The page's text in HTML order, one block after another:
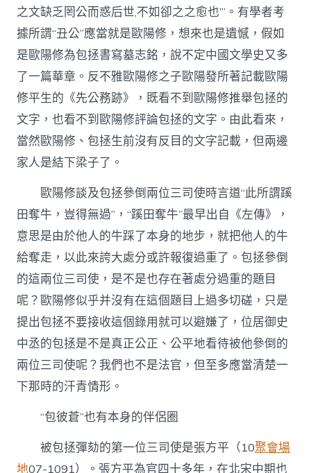
之文缺乏罔公而惑后世,不如卻之之愈也’”。有學者考
據所謂“丑公”應當就是歐陽修，想來也是遺憾，假如
是歐陽修為包拯書寫墓志銘，說不定中國文學史又多
了一篇華章。反不雅歐陽修之子歐陽發所著記載歐陽
修平生的《先公務跡》，既看不到歐陽修推舉包拯的
文字，也看不到歐陽修評論包拯的文字。由此看來，
當然歐陽修、包拯生前沒有反目的文字記載，但兩邊
家人是結下梁子了。
歐陽修談及包拯參倒兩位三司使時言道“此所謂蹊
田奪牛，豈得無過”，“蹊田奪牛”最早出自《左傳》，
意思是由於他人的牛踩了本身的地步，就把他人的牛
給奪走，以此來誇大處分或許報復過重了。包拯參倒
的這兩位三司使，是不是也存在著處分過重的題目
呢？歐陽修似乎并沒有在這個題目上過多切磋，只是
提出包拯不要接收這個錄用就可以避嫌了，位居御史
中丞的包拯是不是真正公正、公平地看待被他參倒的
兩位三司使呢？我們也不是法官，但至多應當清楚一
下那時的汗青情形。
“包彼蒼”也有本身的伴侶圈
被包拯彈劾的第一位三司使是張方平（10聚會場
地07-1091）。張方平為官四十多年，在北宋中期也